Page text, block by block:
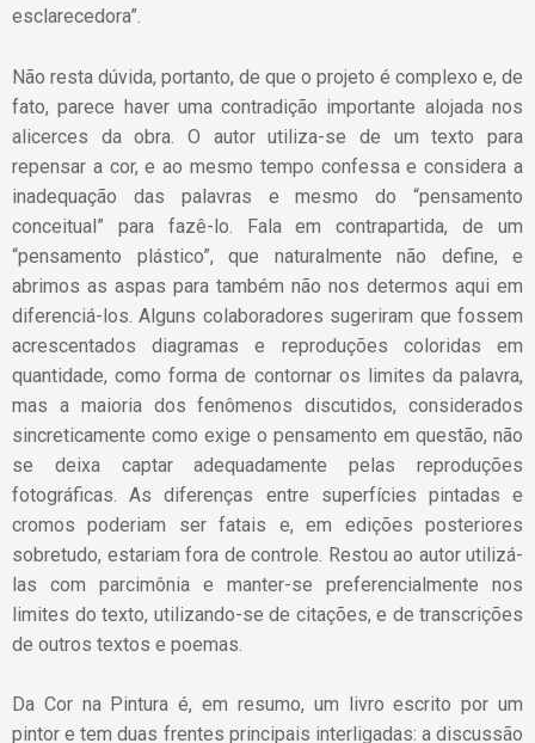
esclarecedora”.
Não resta dúvida, portanto, de que o projeto é complexo e, de
fato, parece haver uma contradição importante alojada nos
alicerces da obra. O autor utiliza-se de um texto para
repensar a cor, e ao mesmo tempo confessa e considera a
inadequação das palavras e mesmo do “pensamento
conceitual” para fazê-lo. Fala em contrapartida, de um
“pensamento plástico”, que naturalmente não define, e
abrimos as aspas para também não nos determos aqui em
diferenciá-los. Alguns colaboradores sugeriram que fossem
acrescentados diagramas e reproduções coloridas em
quantidade, como forma de contornar os limites da palavra,
mas a maioria dos fenômenos discutidos, considerados
sincreticamente como exige o pensamento em questão, não
se deixa captar adequadamente pelas reproduções
fotográficas. As diferenças entre superfícies pintadas e
cromos poderiam ser fatais e, em edições posteriores
sobretudo, estariam fora de controle. Restou ao autor utilizá-
las com parcimônia e manter-se preferencialmente nos
limites do texto, utilizando-se de citações, e de transcrições
de outros textos e poemas.
Da Cor na Pintura é, em resumo, um livro escrito por um
pintor e tem duas frentes principais interligadas: a discussão